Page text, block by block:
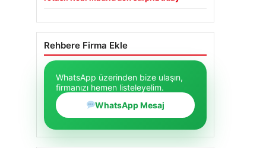
Rehbere Firma Ekle
WhatsApp üzerinden bize ulaşın,
firmanızı hemen listeleyelim.
WhatsApp Mesaj